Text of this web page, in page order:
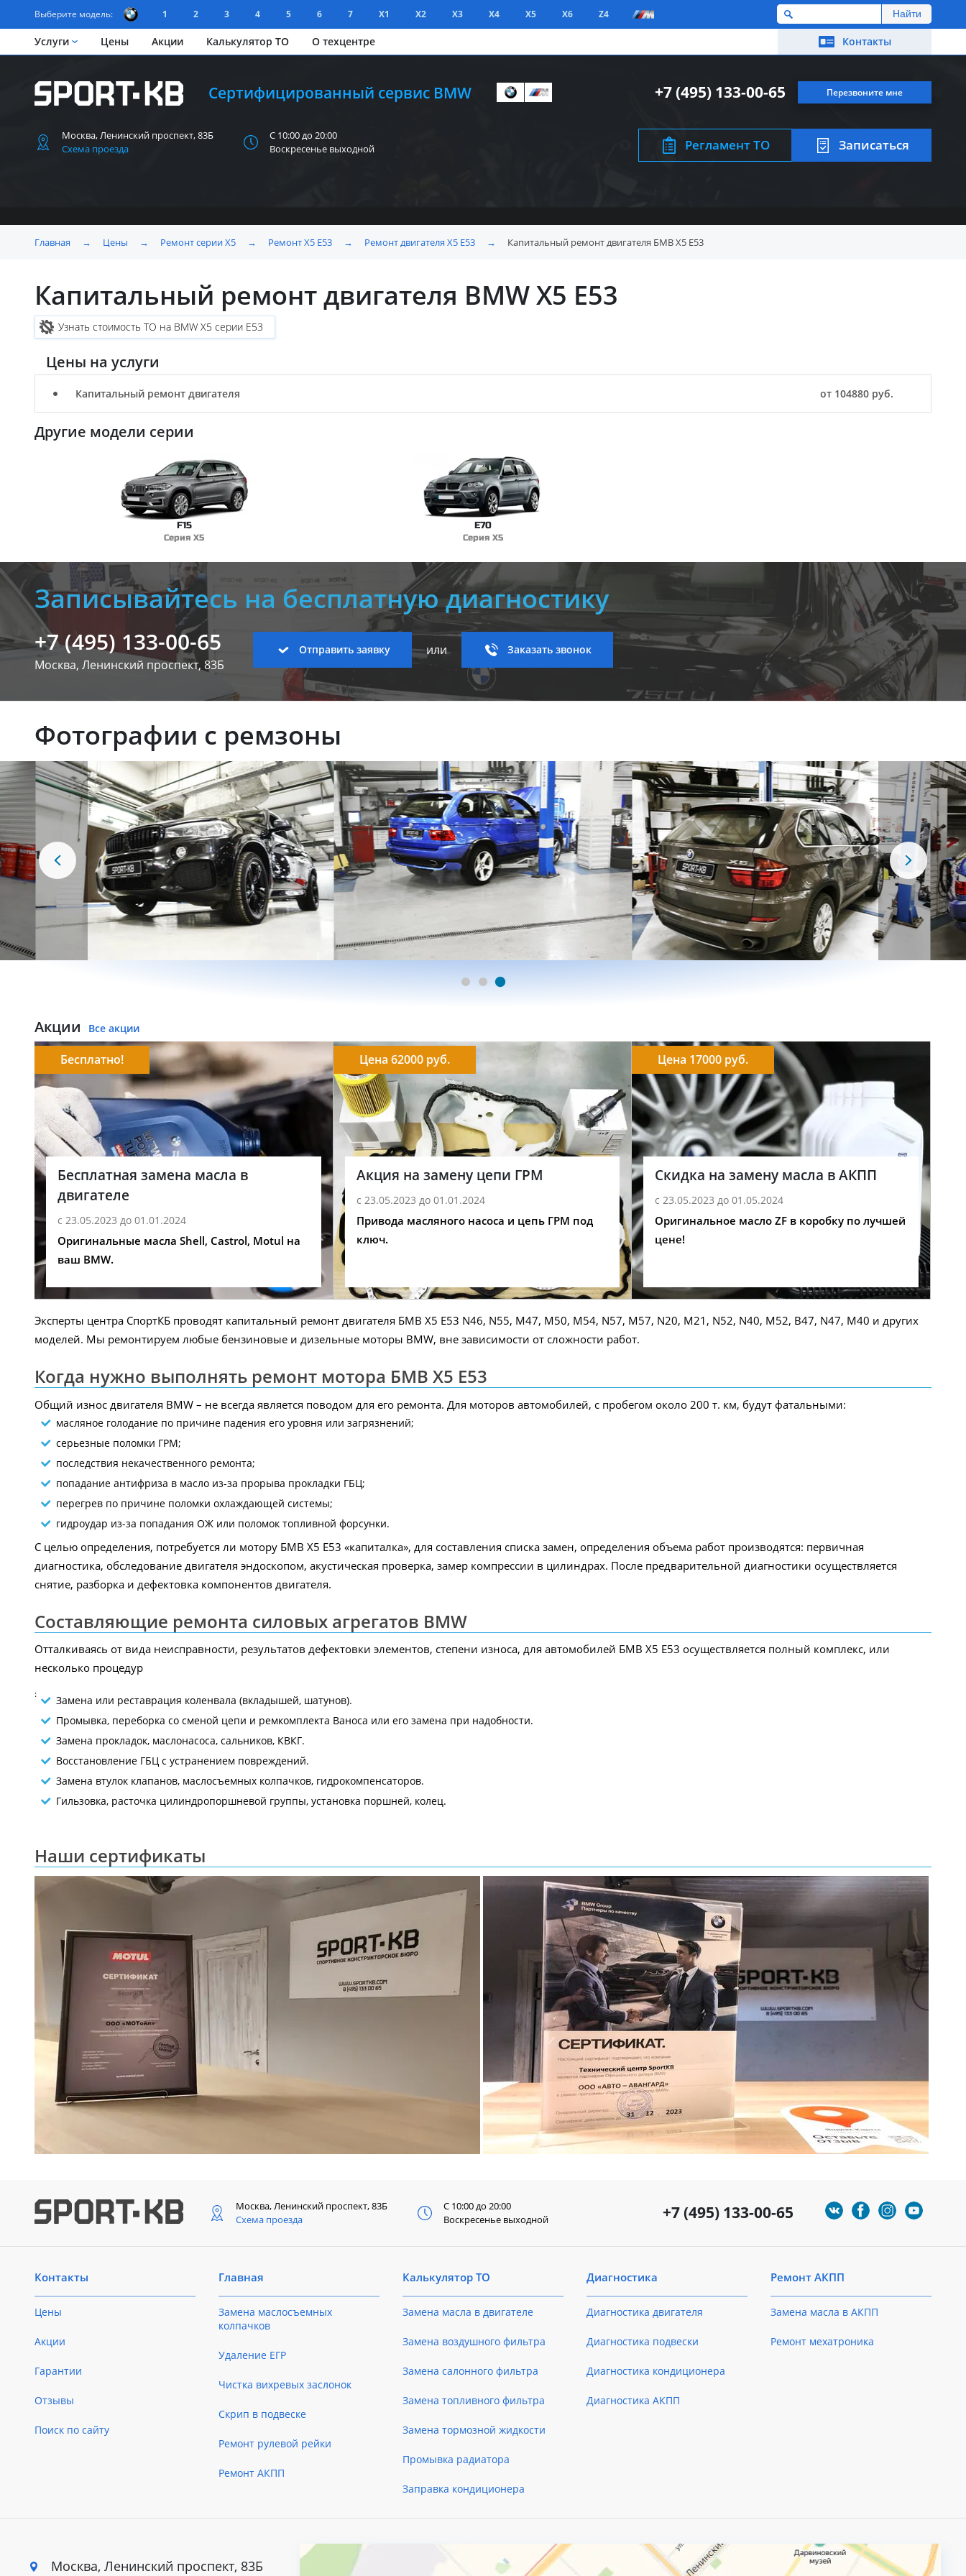
Выберите модель: 1 2 3 4 5 6 7 X1 X2 X3 X4 X5 X6 Z4
Услуги Цены Акции Калькулятор ТО О техцентре Контакты
Сертифицированный сервис BMW Перезвоните мне
+7 (495) 133-00-65
Москва, Ленинский проспект, 83Б
Схема проезда
С 10:00 до 20:00
Воскресенье выходной
Регламент ТО Записаться
Главная → Цены → Ремонт серии X5 → Ремонт X5 E53 → Ремонт двигателя X5 E53 → Капитальный ремонт двигателя БМВ X5 E53
Капитальный ремонт двигателя BMW X5 E53
Узнать стоимость ТО на BMW X5 серии E53
Цены на услуги
Капитальный ремонт двигателя от 104880 руб.
Другие модели серии
F15
Серия X5
E70
Серия X5
Записывайтесь на бесплатную диагностику
+7 (495) 133-00-65
Москва, Ленинский проспект, 83Б
Отправить заявку или Заказать звонок
Фотографии с ремзоны
Акции Все акции
Бесплатная замена масла в
двигателе
с 23.05.2023 до 01.01.2024
Бесплатно!
Оригинальные масла Shell, Castrol, Motul на
ваш BMW.
Акция на замену цепи ГРМ
с 23.05.2023 до 01.01.2024
Цена 62000 руб.
Привода масляного насоса и цепь ГРМ под
ключ.
Скидка на замену масла в АКПП
с 23.05.2023 до 01.05.2024
Цена 17000 руб.
Оригинальное масло ZF в коробку по лучшей
цене!
Эксперты центра СпортКБ проводят капитальный ремонт двигателя БМВ X5 E53 N46, N55, M47, M50, M54, N57, M57, N20, M21, N52, N40, M52, B47, N47, M40 и других
моделей. Мы ремонтируем любые бензиновые и дизельные моторы BMW, вне зависимости от сложности работ.
Когда нужно выполнять ремонт мотора БМВ X5 E53
Общий износ двигателя BMW – не всегда является поводом для его ремонта. Для моторов автомобилей, с пробегом около 200 т. км, будут фатальными:
масляное голодание по причине падения его уровня или загрязнений;
серьезные поломки ГРМ;
последствия некачественного ремонта;
попадание антифриза в масло из-за прорыва прокладки ГБЦ;
перегрев по причине поломки охлаждающей системы;
гидроудар из-за попадания ОЖ или поломок топливной форсунки.
С целью определения, потребуется ли мотору БМВ X5 E53 «капиталка», для составления списка замен, определения объема работ производятся: первичная
диагностика, обследование двигателя эндоскопом, акустическая проверка, замер компрессии в цилиндрах. После предварительной диагностики осуществляется
снятие, разборка и дефектовка компонентов двигателя.
Составляющие ремонта силовых агрегатов BMW
Отталкиваясь от вида неисправности, результатов дефектовки элементов, степени износа, для автомобилей БМВ X5 E53 осуществляется полный комплекс, или
несколько процедур
:
Замена или реставрация коленвала (вкладышей, шатунов).
Промывка, переборка со сменой цепи и ремкомплекта Ваноса или его замена при надобности.
Замена прокладок, маслонасоса, сальников, КВКГ.
Восстановление ГБЦ с устранением повреждений.
Замена втулок клапанов, маслосъемных колпачков, гидрокомпенсаторов.
Гильзовка, расточка цилиндропоршневой группы, установка поршней, колец.
Наши сертификаты
+7 (495) 133-00-65
Москва, Ленинский проспект, 83Б
Схема проезда
С 10:00 до 20:00
Воскресенье выходной
Контакты
Цены
Акции
Гарантии
Отзывы
Поиск по сайту
Главная
Замена маслосъемных
колпачков
Удаление ЕГР
Чистка вихревых заслонок
Скрип в подвеске
Ремонт рулевой рейки
Ремонт АКПП
Калькулятор ТО
Замена масла в двигателе
Замена воздушного фильтра
Замена салонного фильтра
Замена топливного фильтра
Замена тормозной жидкости
Промывка радиатора
Заправка кондиционера
Диагностика
Диагностика двигателя
Диагностика подвески
Диагностика кондиционера
Диагностика АКПП
Ремонт АКПП
Замена масла в АКПП
Ремонт мехатроника
Москва, Ленинский проспект, 83Б